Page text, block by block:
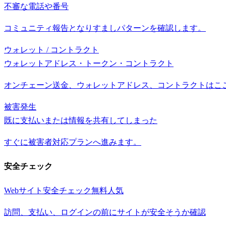
不審な電話や番号
コミュニティ報告となりすましパターンを確認します。
ウォレット / コントラクト
ウォレットアドレス・トークン・コントラクト
オンチェーン送金、ウォレットアドレス、コントラクトはこ
被害発生
既に支払いまたは情報を共有してしまった
すぐに被害者対応プランへ進みます。
安全チェック
Webサイト安全チェック無料人気
訪問、支払い、ログインの前にサイトが安全そうか確認